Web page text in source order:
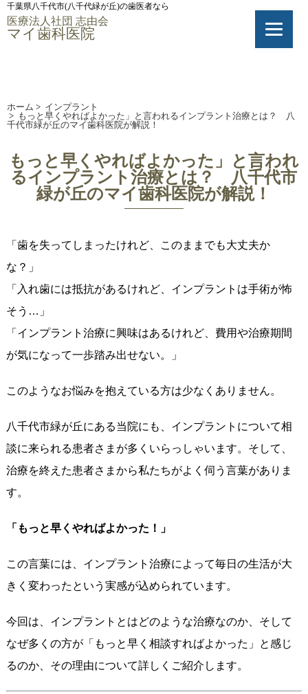
千葉県八千代市(八千代緑が丘)の歯医者なら
医療法人社団 志由会
マイ歯科医院
ホーム > インプラント
> もっと早くやればよかった」と言われるインプラント治療とは？ 八
千代市緑が丘のマイ歯科医院が解説！
もっと早くやればよかった」と言われ
るインプラント治療とは？ 八千代市
緑が丘のマイ歯科医院が解説！
「歯を失ってしまったけれど、このままでも大丈夫か
な？」
「入れ歯には抵抗があるけれど、インプラントは手術が怖
そう…」
「インプラント治療に興味はあるけれど、費用や治療期間
が気になって一歩踏み出せない。」
このようなお悩みを抱えている方は少なくありません。
八千代市緑が丘にある当院にも、インプラントについて相
談に来られる患者さまが多くいらっしゃいます。そして、
治療を終えた患者さまから私たちがよく伺う言葉がありま
す。
「もっと早くやればよかった！」
この言葉には、インプラント治療によって毎日の生活が大
きく変わったという実感が込められています。
今回は、インプラントとはどのような治療なのか、そして
なぜ多くの方が「もっと早く相談すればよかった」と感じ
るのか、その理由について詳しくご紹介します。